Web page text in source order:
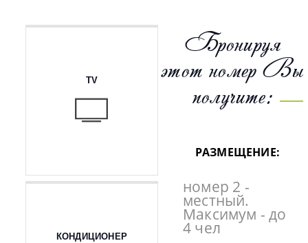
TV
КОНДИЦИОНЕР
Бронируя
этот номер Вы
получите:
РАЗМЕЩЕНИЕ:
номер 2 -
местный.
Максимум - до
4 чел